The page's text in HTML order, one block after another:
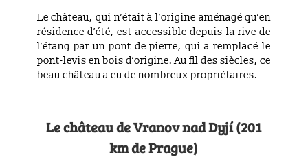
Le château, qui n’était à l’origine aménagé qu’en
résidence d’été, est accessible depuis la rive de
l’étang par un pont de pierre, qui a remplacé le
pont-levis en bois d’origine. Au fil des siècles, ce
beau château a eu de nombreux propriétaires.
Le châteaude Vranov nad Dyjí (201
km de Prague)